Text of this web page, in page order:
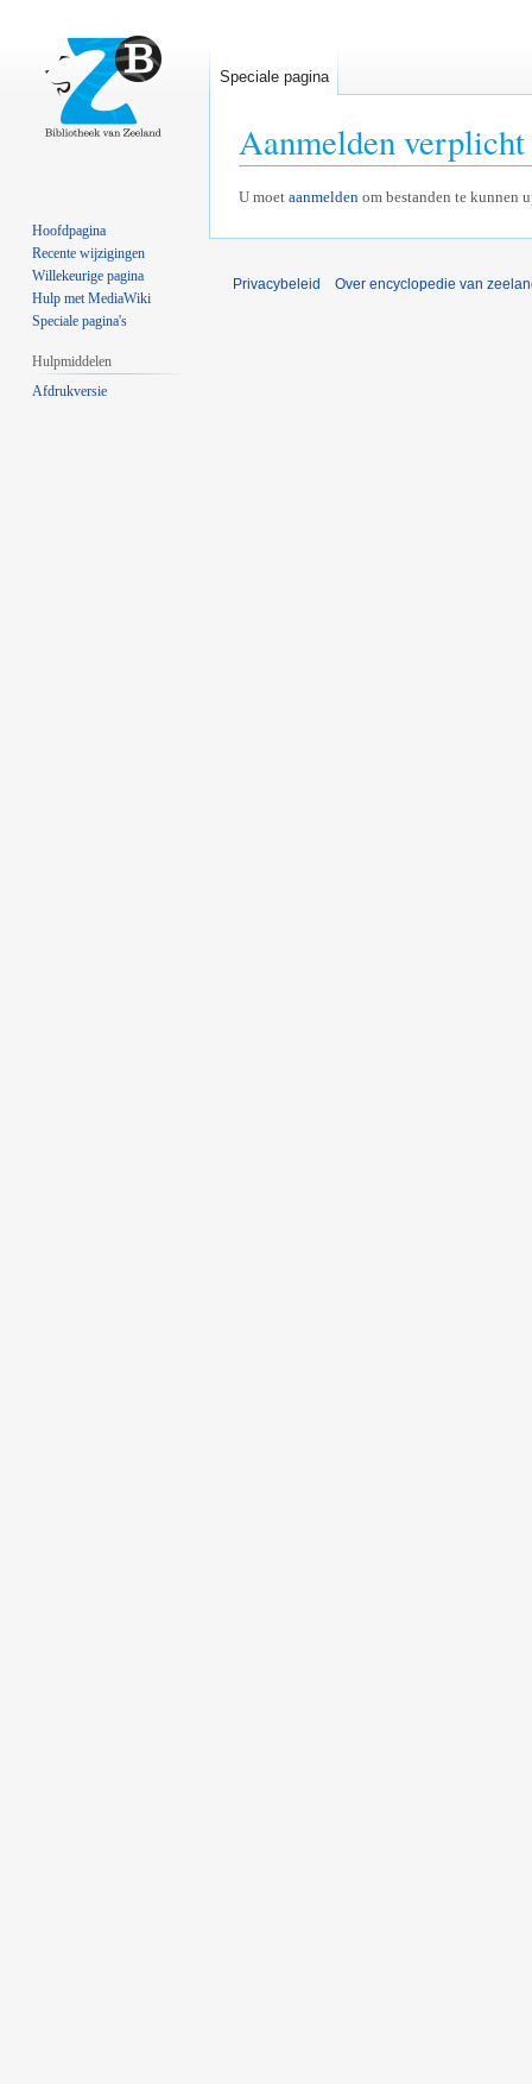
Aanmelden verplicht
Naar
Naar
U moet aanmelden om bestanden te kunnen
Speciale pagina
Hoofdpagina
Recente wijzigingen
Willekeurige pagina
Hulp met MediaWiki
Speciale pagina's
Hulpmiddelen
Afdrukversie
Privacybeleid Over encyclopedie van